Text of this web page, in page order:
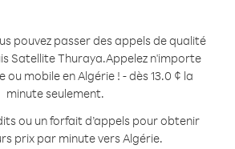
pouvez passer des appels de qualité
Satellite Thuraya.Appelez n'importe
ou mobile en Algérie ! - dès 13.0 ¢ la
minute seulement.
ou un forfait d’appels pour obtenir
prix par minute vers Algérie.